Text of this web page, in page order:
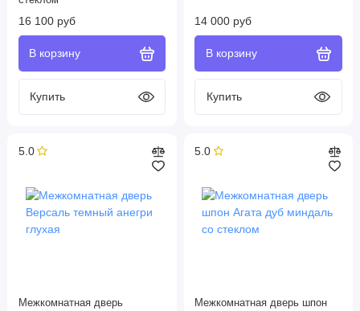
16 100 руб 14 000 руб
5.0
Межкомнатная дверь
5.0
Межкомнатная дверь шпон